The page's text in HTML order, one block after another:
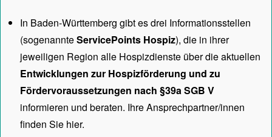
In Baden-Württemberg gibt es drei Informationsstellen
(sogenannteServicePoints Hospiz), die in ihrer
jeweiligen Region alle Hospizdienste über die aktuellen
Entwicklungen zur Hospizförderung und zu
Fördervoraussetzungen nach §39a SGB V
informieren und beraten. Ihre Ansprechpartner/innen
finden Sie hier.